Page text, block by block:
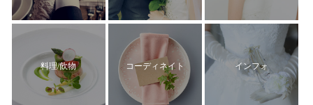
料理/飲物 コーディネイト インフォ